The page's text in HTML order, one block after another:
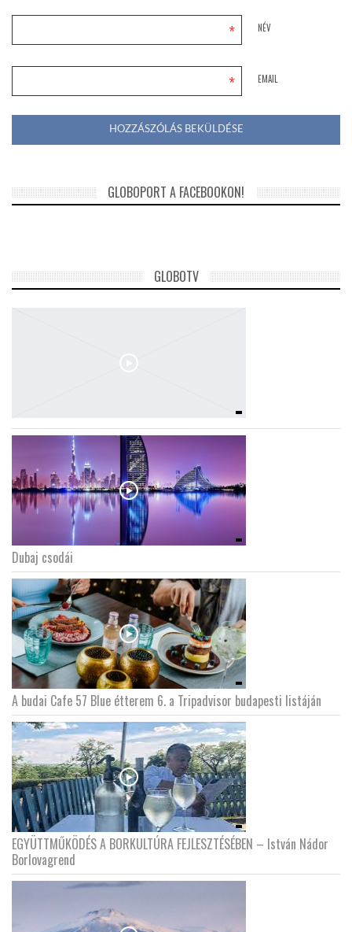
NÉV
*
EMAIL
*
GLOBOPORT A FACEBOOKON!
GLOBOTV
Dubaj csodái
A budai Cafe 57 Blue étterem 6. a Tripadvisor budapesti listáján
EGYÜTTMŰKÖDÉS A BORKULTÚRA FEJLESZTÉSÉBEN – István Nádor
Borlovagrend